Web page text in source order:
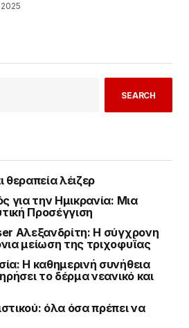
SEARCH
θεραπεία λέιζερ
για την Ημικρανία: Μια
Προσέγγιση
Αλεξανδρίτη: Η σύγχρονη
μείωση της τριχοφυΐας
Η καθημερινή συνήθεια
το δέρμα νεανικό και
όλα όσα πρέπει να